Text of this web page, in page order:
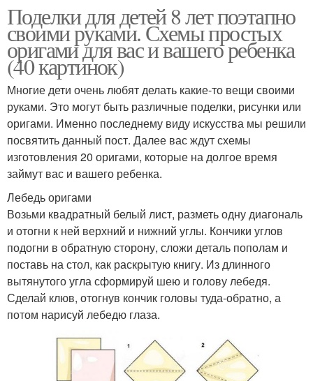
Поделки для детей 8 лет поэтапно
своими руками. Схемы простых
оригами для вас и вашего ребенка
(40 картинок)
Многие дети очень любят делать какие-то вещи своими
руками. Это могут быть различные поделки, рисунки или
оригами. Именно последнему виду искусства мы решили
посвятить данный пост. Далее вас ждут схемы
изготовления 20 оригами, которые на долгое время
займут вас и вашего ребенка.
Лебедь оригами
Возьми квадратный белый лист, разметь одну диагональ
и отогни к ней верхний и нижний углы. Кончики углов
подогни в обратную сторону, сложи деталь пополам и
поставь на стол, как раскрытую книгу. Из длинного
вытянутого угла сформируй шею и голову лебедя.
Сделай клюв, отогнув кончик головы туда-обратно, а
потом нарисуй лебедю глаза.